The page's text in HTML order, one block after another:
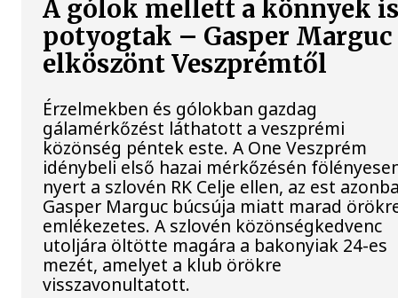
A gólok mellett a könnyek
potyogtak – Gasper Marguc
elköszönt Veszprémtől
Érzelmekben és gólokban gazdag
gálamérkőzést láthatott a veszprémi
közönség péntek este. A One Veszprém
idénybeli első hazai mérkőzésén
nyert a szlovén RK Celje ellen, az est
Gasper Marguc búcsúja miatt marad
emlékezetes. A szlovén közönségkedvenc
utoljára öltötte magára a bakonyiak 24-es
mezét, amelyet a klub örökre
visszavonultatott.